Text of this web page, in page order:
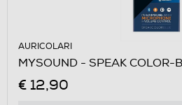
AURICOLARI
MYSOUND - SPEAK COLOR-
€ 12,90